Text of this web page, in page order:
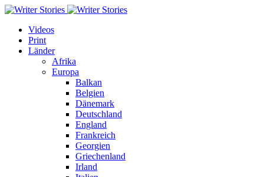
Videos
Print
Länder
Afrika
Europa
Balkan
Belgien
Dänemark
Deutschland
England
Frankreich
Georgien
Griechenland
Irland